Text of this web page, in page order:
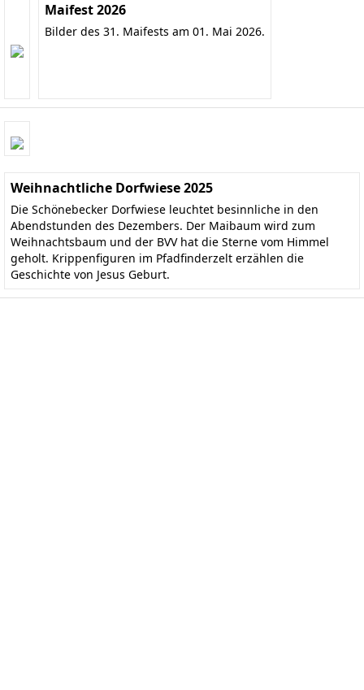
Maifest 2026
Bilder des 31. Maifests am 01. Mai 2026.
Weihnachtliche Dorfwiese 2025
Die Schönebecker Dorfwiese leuchtet besinnliche in den
Abendstunden des Dezembers. Der Maibaum wird zum
Weihnachtsbaum und der BVV hat die Sterne vom Himmel
geholt. Krippenfiguren im Pfadfinderzelt erzählen die
Geschichte von Jesus Geburt.